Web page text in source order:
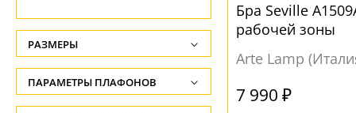
Бра Seville
рабочей зоны
Arte Lamp
7 990 ₽
Модерн(19)
Морской(1)
Прованс(6)
РАЗМЕРЫ
Высота, см
-
ПАРАМЕТРЫ ПЛАФОНОВ